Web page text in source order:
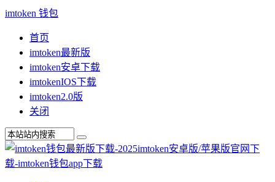
imtoken 钱包
首页
imtoken最新版
imtoken安卓下载
imtokenIOS下载
imtoken2.0版
关闭